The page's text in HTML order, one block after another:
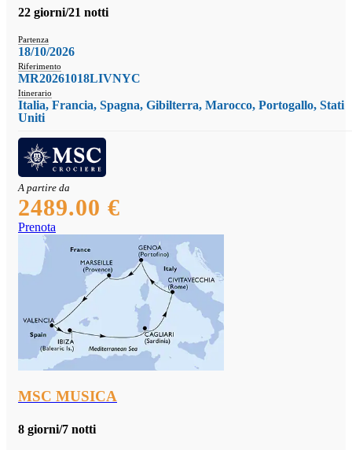
22 giorni/21 notti
Partenza
18/10/2026
Riferimento
MR20261018LIVNYC
Itinerario
Italia, Francia, Spagna, Gibilterra, Marocco, Portogallo, Stati
Uniti
A partire da
2489.00 €
Prenota
MSC MUSICA
8 giorni/7 notti